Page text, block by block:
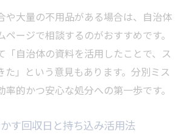
や大量の不用品がある場合は、自治体
ージで相談するのがおすすめです。
「自治体の資料を活用したことで、ス
た」という意見もあります。分別ミス
率的かつ安心な処分への第一歩です。
す回収日と持ち込み活用法